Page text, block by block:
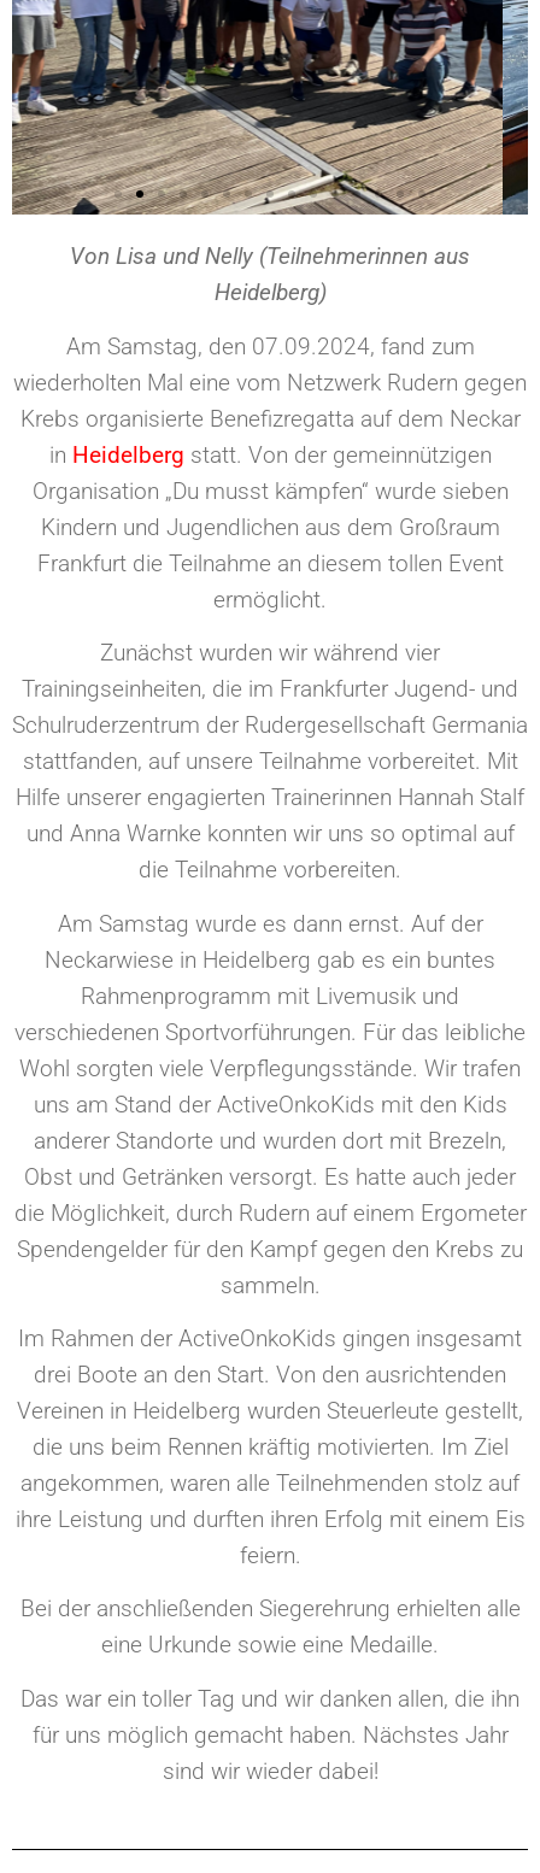
Von Lisa und Nelly (Teilnehmerinnen aus
Heidelberg)
Am Samstag, den 07.09.2024, fand zum
wiederholten Mal eine vom Netzwerk Rudern gegen
Krebs organisierte Benefizregatta auf dem Neckar
in Heidelberg statt. Von der gemeinnützigen
Organisation „Du musst kämpfen“ wurde sieben
Kindern und Jugendlichen aus dem Großraum
Frankfurt die Teilnahme an diesem tollen Event
ermöglicht.
Zunächst wurden wir während vier
Trainingseinheiten, die im Frankfurter Jugend- und
Schulruderzentrum der Rudergesellschaft Germania
stattfanden, auf unsere Teilnahme vorbereitet. Mit
Hilfe unserer engagierten Trainerinnen Hannah Stalf
und Anna Warnke konnten wir uns so optimal auf
die Teilnahme vorbereiten.
Am Samstag wurde es dann ernst. Auf der
Neckarwiese in Heidelberg gab es ein buntes
Rahmenprogramm mit Livemusik und
verschiedenen Sportvorführungen. Für das leibliche
Wohl sorgten viele Verpflegungsstände. Wir trafen
uns am Stand der ActiveOnkoKids mit den Kids
anderer Standorte und wurden dort mit Brezeln,
Obst und Getränken versorgt. Es hatte auch jeder
die Möglichkeit, durch Rudern auf einem Ergometer
Spendengelder für den Kampf gegen den Krebs zu
sammeln.
Im Rahmen der ActiveOnkoKids gingen insgesamt
drei Boote an den Start. Von den ausrichtenden
Vereinen in Heidelberg wurden Steuerleute gestellt,
die uns beim Rennen kräftig motivierten. Im Ziel
angekommen, waren alle Teilnehmenden stolz auf
ihre Leistung und durften ihren Erfolg mit einem Eis
feiern.
Bei der anschließenden Siegerehrung erhielten alle
eine Urkunde sowie eine Medaille.
Das war ein toller Tag und wir danken allen, die ihn
für uns möglich gemacht haben. Nächstes Jahr
sind wir wieder dabei!